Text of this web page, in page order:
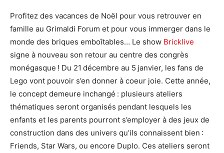
Profitez des vacances de Noël pour vous retrouver en
famille au Grimaldi Forum et pour vous immerger dans le
monde des briques emboîtables… Le show Bricklive
signe à nouveau son retour au centre des congrès
monégasque ! Du 21 décembre au 5 janvier, les fans de
Lego vont pouvoir s’en donner à coeur joie. Cette année,
le concept demeure inchangé : plusieurs ateliers
thématiques seront organisés pendant lesquels les
enfants et les parents pourront s’employer à des jeux de
construction dans des univers qu’ils connaissent bien :
Friends, Star Wars, ou encore Duplo. Ces ateliers seront